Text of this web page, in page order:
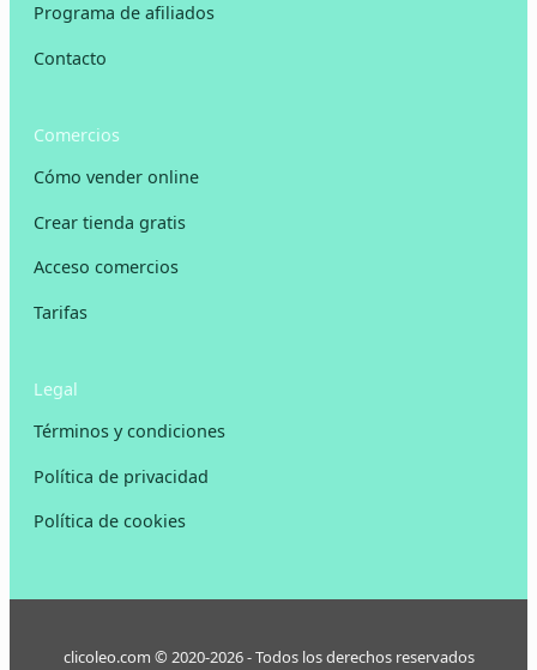
Programa de afiliados
Contacto
Comercios
Cómo vender online
Crear tienda gratis
Acceso comercios
Tarifas
Legal
Términos y condiciones
Política de privacidad
Política de cookies
clicoleo.com © 2020-2026 - Todos los derechos reservados